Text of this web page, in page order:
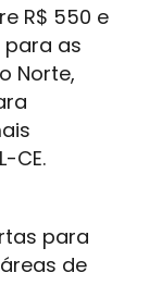
R$ 550 e
para as
Norte,
CE.
para
de